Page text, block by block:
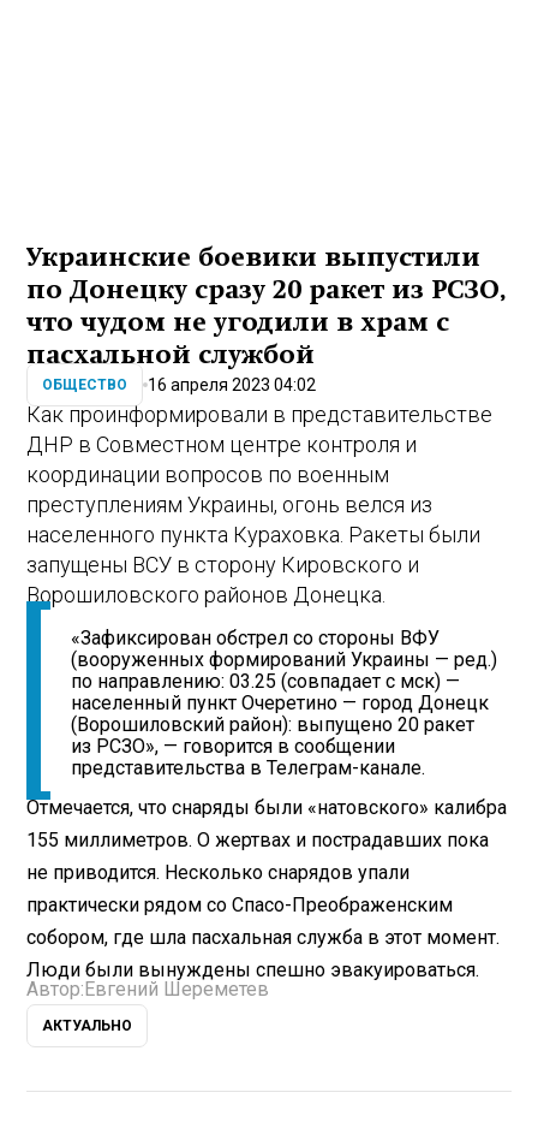
Украинские боевики выпустили
по Донецку сразу 20 ракет из РСЗО,
что чудом не угодили в храм с
пасхальной службой
ОБЩЕСТВО 16 апреля 2023 04:02
Как проинформировали в представительстве
ДНР в Совместном центре контроля и
координации вопросов по военным
преступлениям Украины, огонь велся из
населенного пункта Кураховка. Ракеты были
запущены ВСУ в сторону Кировского и
Ворошиловского районов Донецка.
«Зафиксирован обстрел со стороны ВФУ
(вооруженных формирований Украины — ред.)
по направлению: 03.25 (совпадает с мск) —
населенный пункт Очеретино — город Донецк
(Ворошиловский район): выпущено 20 ракет
из РСЗО», — говорится в сообщении
представительства в Телеграм-канале.
Отмечается, что снаряды были «натовского» калибра
155 миллиметров. О жертвах и пострадавших пока
не приводится. Несколько снарядов упали
практически рядом со Спасо-Преображенским
собором, где шла пасхальная служба в этот момент.
Люди были вынуждены спешно эвакуироваться.
Автор: Евгений Шереметев
АКТУАЛЬНО